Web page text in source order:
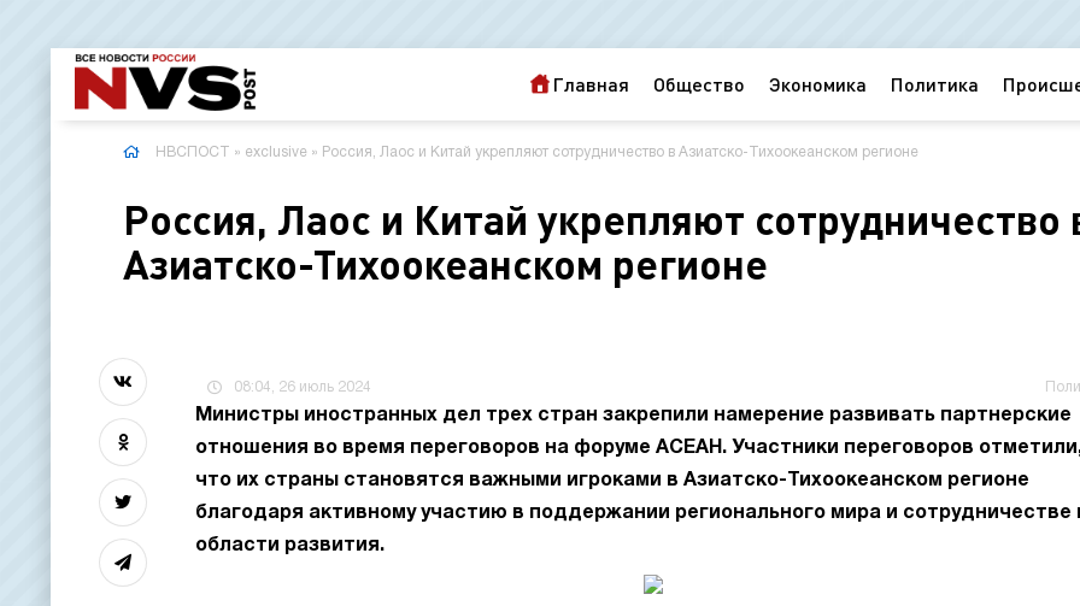
Главная Общество Экономика Политика
НВСПОСТ » exclusive » Россия, Лаос и Китай укрепляют сотрудничество в Азиатско-Тихоокеанском регионе
Россия, Лаос и Китай укрепляют сотрудничество
Азиатско-Тихоокеанском регионе
08:04, 26 июль 2024
Министры иностранных дел трех стран закрепили намерение развивать партнерские
отношения во время переговоров на форуме АСЕАН. Участники переговоров
что их страны становятся важными игроками в Азиатско-Тихоокеанском регионе
благодаря активному участию в поддержании регионального мира и сотрудничествe
области развития.